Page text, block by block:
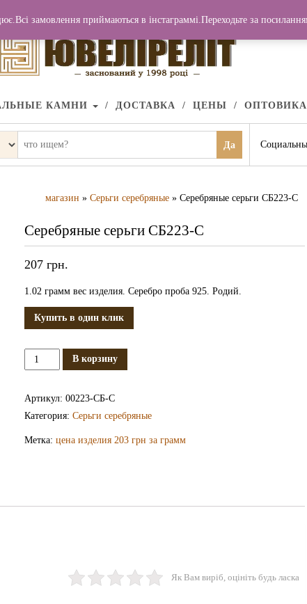
КАМНИ ДОСТАВКА ЦЕНЫ
Да
магазин » Серьги серебряные » Серебряные серьги СБ223-С
Серебряные серьги СБ223-С
207 грн.
1.02 грамм вес изделия. Серебро проба 925. Родий.
Купить в один клик
Количество
Серебряные
В корзину
Артикул: 00223-СБ-С
Категория: Серьги серебряные
Метка: цена изделия 203 грн за грамм
Як Вам виріб, оцініть будь ласка
замовлення приймаються в інстаграммі.Переходьте за